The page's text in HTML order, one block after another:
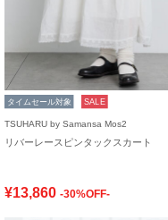
タイムセール対象 SALE
TSUHARU by Samansa Mos2
リバーレースピンタックスカート
¥13,860 -30%OFF-